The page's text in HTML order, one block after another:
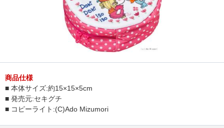
商品仕様
■ 本体サイズ:約15×15×5cm
■ 発売元:セキグチ
■ コピーライト:(C)Ado Mizumori